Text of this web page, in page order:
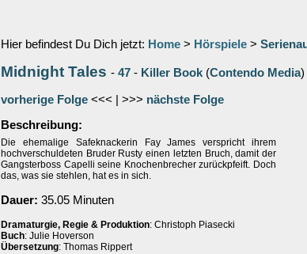
Hier befindest Du Dich jetzt: Home > Hörspiele >
Midnight Tales - 47 - Killer Book (Contendo Media)
vorherige Folge <<< | >>> nächste Folge
Beschreibung:
Die ehemalige Safeknackerin Fay James verspricht ihrem
hochverschuldeten Bruder Rusty einen letzten Bruch, damit der
Gangsterboss Capelli seine Knochenbrecher zurückpfeift. Doch
das, was sie stehlen, hat es in sich.
Dauer: 35.05 Minuten
Dramaturgie, Regie & Produktion: Christoph Piasecki
Buch: Julie Hoverson
Übersetzung: Thomas Rippert